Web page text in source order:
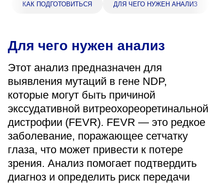
399000, г. Липецк, Плехановское лесничество,
Ленинский лесхоз, квартал 67
Понедельник — четверг
08:00–16:45
перерыв 12:00–12:30
Пятница
08:00–15:45
перерыв 12:00–12:30
Администратор
+7 (4742) 72-73-31
КАК ПОДГОТОВИТЬСЯ ДЛЯ ЧЕГО НУЖЕН АНАЛИЗ
Для чего нужен анализ
Этот анализ предназначен для
выявления мутаций в гене NDP,
которые могут быть причиной
экссудативной витреохореоретинальной
дистрофии (FEVR). FEVR — это редкое
заболевание, поражающее сетчатку
глаза, что может привести к потере
зрения. Анализ помогает подтвердить
диагноз и определить риск передачи